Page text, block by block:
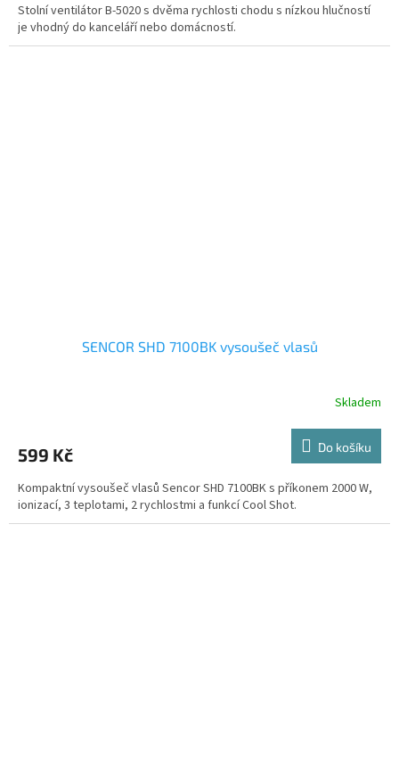
z
5
hvězdiček.
Stolní ventilátor B-5020 s dvěma rychlosti chodu s nízkou hlučností
je vhodný do kanceláří nebo domácností.
SENCOR SHD 7100BK vysoušeč vlasů
Skladem
599 Kč Do košíku
Kompaktní vysoušeč vlasů Sencor SHD 7100BK s příkonem 2000 W,
ionizací, 3 teplotami, 2 rychlostmi a funkcí Cool Shot.